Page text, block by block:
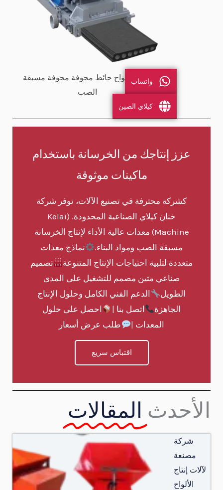
ماكينة ألواح حائط مجوفة مجوفة مسبقة
الصب
عزز إنتاجك من الخرسانة باستخدام
ماكينات موثوقة
كشركة محترفة في تصنيع الآلات، توفر شركة
خنان كيلاي الصناعية المحدودة. (Kelai
Machine) معدات عالية الأداء لإنتاج الخرسانة
مسبقة الصب ومواد البناء.
نماذج معدات
متعددة لتلبية احتياجات الإنتاج المتنوعة
تصميم
صناعي متين مصمم للتشغيل على المدى
الطويل
الدعم الفني الكامل وحلول الإنتاج
الجاهزة
اتصل بنا |
احصل على حلول
المعدات |
طلب عرض أسعار
اقتباس سريع
الأحدث المقالات
شركة
مصنعة
لآلات إنتاج
الألواح
واتساب
كيلاي الصين